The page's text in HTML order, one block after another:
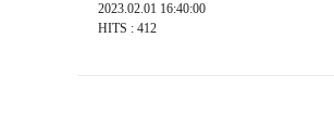
2023.02.01 16:40:00
HITS : 412